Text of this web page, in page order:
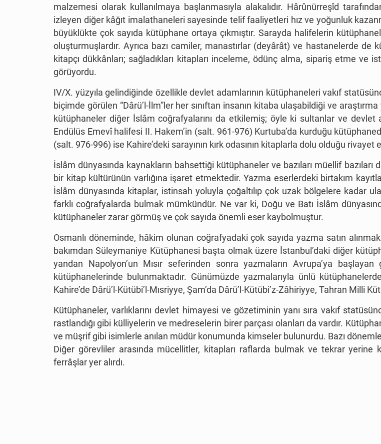
malzemesi olarak kullanılmaya başlanmasıyla alakalıdır. Hârûnürreşîd
izleyen diğer kâğıt imalathaneleri sayesinde telif faaliyetleri hız ve yoğunluk
büyüklükte çok sayıda kütüphane ortaya çıkmıştır. Sarayda halifelerin
oluşturmuşlardır. Ayrıca bazı camiler, manastırlar (deyârât) ve hastanelerde de
kitapçı dükkânları; sağladıkları kitapları inceleme, ödünç alma, sipariş etme
görüyordu.
IV/X. yüzyıla gelindiğinde özellikle devlet adamlarının kütüphaneleri vakıf
biçimde görülen “Dârü’l-İlm”ler her sınıftan insanın kitaba ulaşabildiği ve
kütüphaneler diğer İslâm coğrafyalarını da etkilemiş; öyle ki sultanlar ve devlet
Endülüs Emevî halifesi II. Hakem’in (salt. 961-976) Kurtuba’da kurduğu
(salt. 976-996) ise Kahire’deki sarayının kırk odasının kitaplarla dolu olduğu rivayet
İslâm dünyasında kaynakların bahsettiği kütüphaneler ve bazıları müellif
bir kitap kültürünün varlığına işaret etmektedir. Yazma eserlerdeki birtakım
İslâm dünyasında kitaplar, istinsah yoluyla çoğaltılıp çok uzak bölgelere kadar
farklı coğrafyalarda bulmak mümkündür. Ne var ki, Doğu ve Batı İslâm
kütüphaneler zarar görmüş ve çok sayıda önemli eser kaybolmuştur.
Osmanlı döneminde, hâkim olunan coğrafyadaki çok sayıda yazma satın
bakımdan Süleymaniye Kütüphanesi başta olmak üzere İstanbul’daki diğer
yandan Napolyon’un Mısır seferinden sonra yazmaların Avrupa’ya
kütüphanelerinde bulunmaktadır. Günümüzde yazmalarıyla ünlü
Kahire’de Dârü’l-Kütübi’l-Mısriyye, Şam’da Dârü’l-Kütübi’z-Zâhiriyye, Tahran Milli
Kütüphaneler, varlıklarını devlet himayesi ve gözetiminin yanı sıra vakıf
rastlandığı gibi külliyelerin ve medreselerin birer parçası olanları da vardır.
ve müşrif gibi isimlerle anılan müdür konumunda kimseler bulunurdu. Bazı
Diğer görevliler arasında mücellitler, kitapları raflarda bulmak ve tekrar
ferrâşlar yer alırdı.